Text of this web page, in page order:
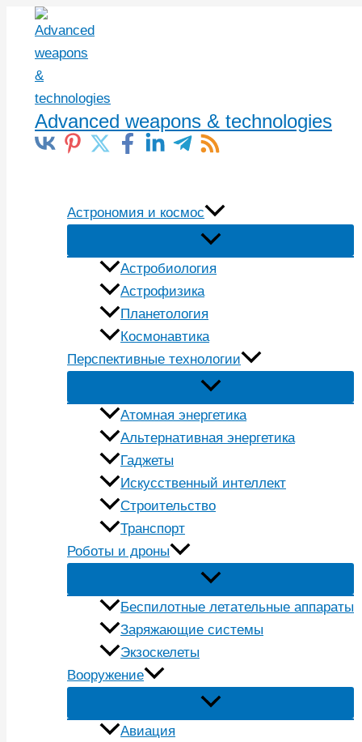
Перейти
содержимому
Advanced weapons & technologies
Астрономия и космос
Астробиология
Астрофизика
Планетология
Космонавтика
Перспективные технологии
Атомная энергетика
Альтернативная энергетика
Гаджеты
Искусственный интеллект
Строительство
Транспорт
Роботы и дроны
Беспилотные летательные аппараты
Заряжающие системы
Экзоскелеты
Вооружение
Авиация